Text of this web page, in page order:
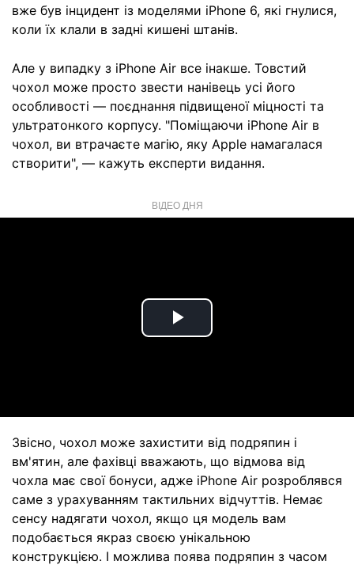
вже був інцидент із моделями iPhone 6, які гнулися,
коли їх клали в задні кишені штанів.
Але у випадку з iPhone Air все інакше. Товстий
чохол може просто звести нанівець усі його
особливості — поєднання підвищеної міцності та
ультратонкого корпусу. "Поміщаючи iPhone Air в
чохол, ви втрачаєте магію, яку Apple намагалася
створити", — кажуть експерти видання.
ВІДЕО ДНЯ
Play
Звісно, чохол може захистити від подряпин і
вм'ятин, але фахівці вважають, що відмова від
чохла має свої бонуси, адже iPhone Air розроблявся
саме з урахуванням тактильних відчуттів. Немає
сенсу надягати чохол, якщо ця модель вам
подобається якраз своєю унікальною
конструкцією. І можлива поява подряпин з часом